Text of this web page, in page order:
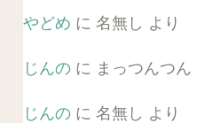
やどめ に 名無し より
じんのに まっつんつん
じんのに 名無し より